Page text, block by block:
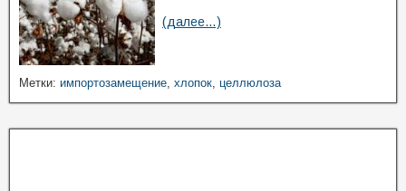
(далее…)
Метки: импортозамещение, хлопок, целлюлоза